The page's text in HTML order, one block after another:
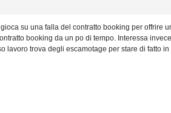
su una falla del contratto booking per offrire
booking da un po di tempo. Interessa
lavoro trova degli escamotage per stare di fatto in